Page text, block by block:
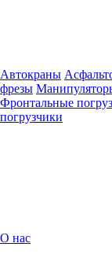
Автокраны
фрезы
Фронтальные
погрузчики
О нас